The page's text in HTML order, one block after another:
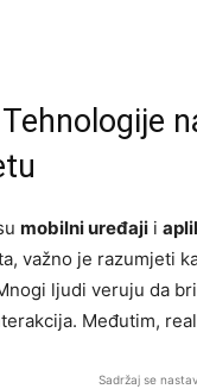
mobilni uređaji i
važno je razumjeti
ljudi veruju da
Međutim,
Sadržaj se